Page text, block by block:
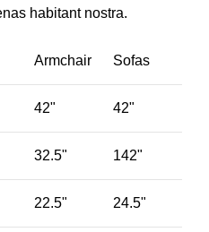
habitant nostra.
Armchair Sofas
42" 42"
32.5" 142"
22.5" 24.5"